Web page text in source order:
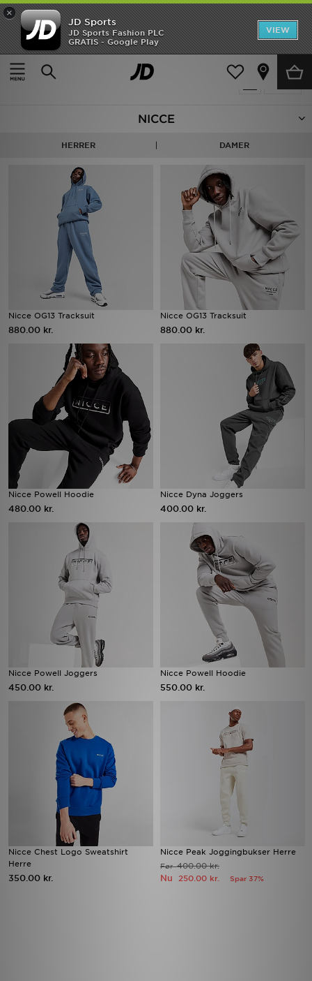
×
JD Sports
JD Sports Fashion PLC
GRATIS - Google Play
VIEW
Hjem
Nicce
8 Produkter fundet
NICCE
HERRER DAMER
Nicce OG13 Tracksuit
880.00 kr.
Nicce OG13 Tracksuit
880.00 kr.
Nicce Powell Hoodie
480.00 kr.
Nicce Dyna Joggers
400.00 kr.
Nicce Powell Joggers
450.00 kr.
Nicce Powell Hoodie
550.00 kr.
Nicce Chest Logo Sweatshirt
Herre
350.00 kr.
Nicce Peak Joggingbukser Herre
Før400.00 kr.
Nu 250.00 kr. Spar 37%
Hjem
Udsalg
Bestsellers
Fodbold
Sport
Download JD app'en
Mine beskeder
Hjælp & information
JD Blog